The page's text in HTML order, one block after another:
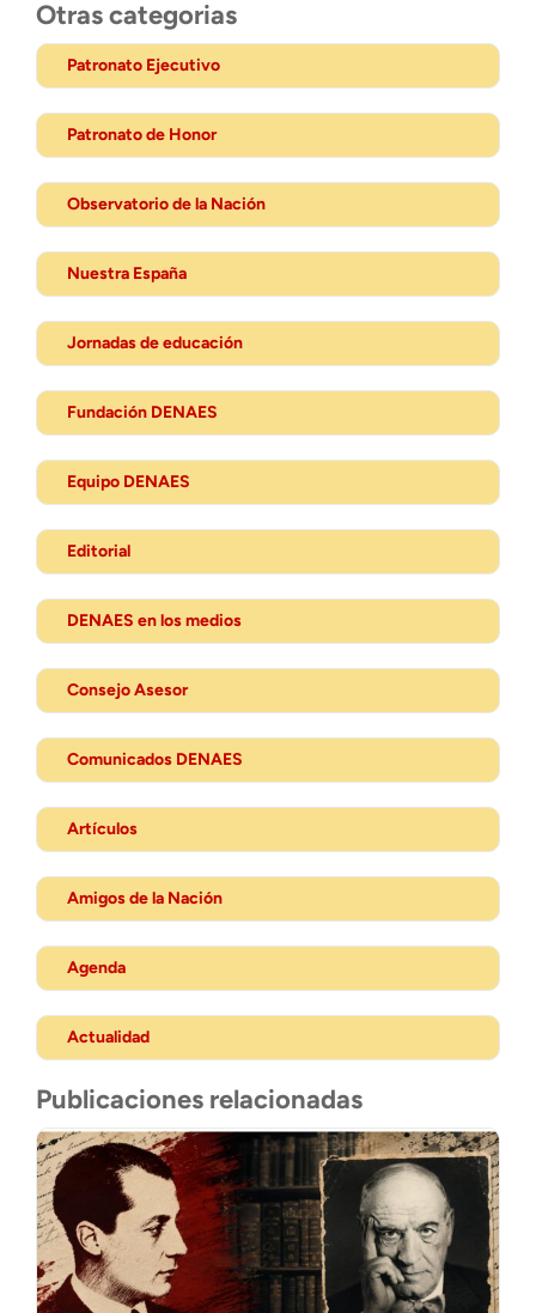
Otras categorias
Patronato Ejecutivo
Patronato de Honor
Observatorio de la Nación
Nuestra España
Jornadas de educación
Fundación DENAES
Equipo DENAES
Editorial
DENAES en los medios
Consejo Asesor
Comunicados DENAES
Artículos
Amigos de la Nación
Agenda
Actualidad
Publicaciones relacionadas